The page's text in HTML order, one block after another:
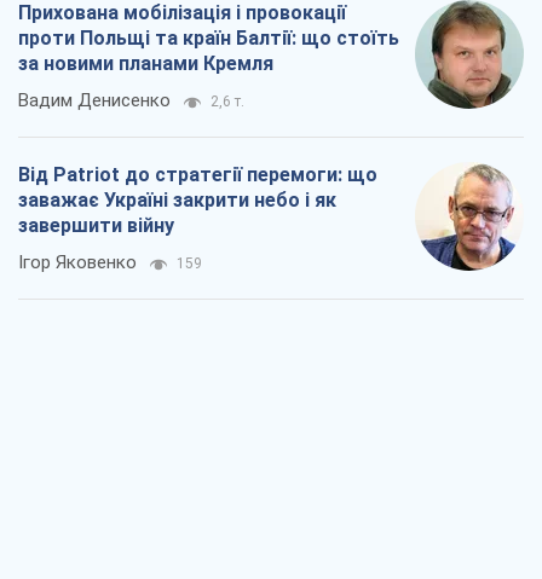
Прихована мобілізація і провокації
проти Польщі та країн Балтії: що стоїть
за новими планами Кремля
Вадим Денисенко 2,6 т.
Від Patriot до стратегії перемоги: що
заважає Україні закрити небо і як
завершити війну
Ігор Яковенко 159